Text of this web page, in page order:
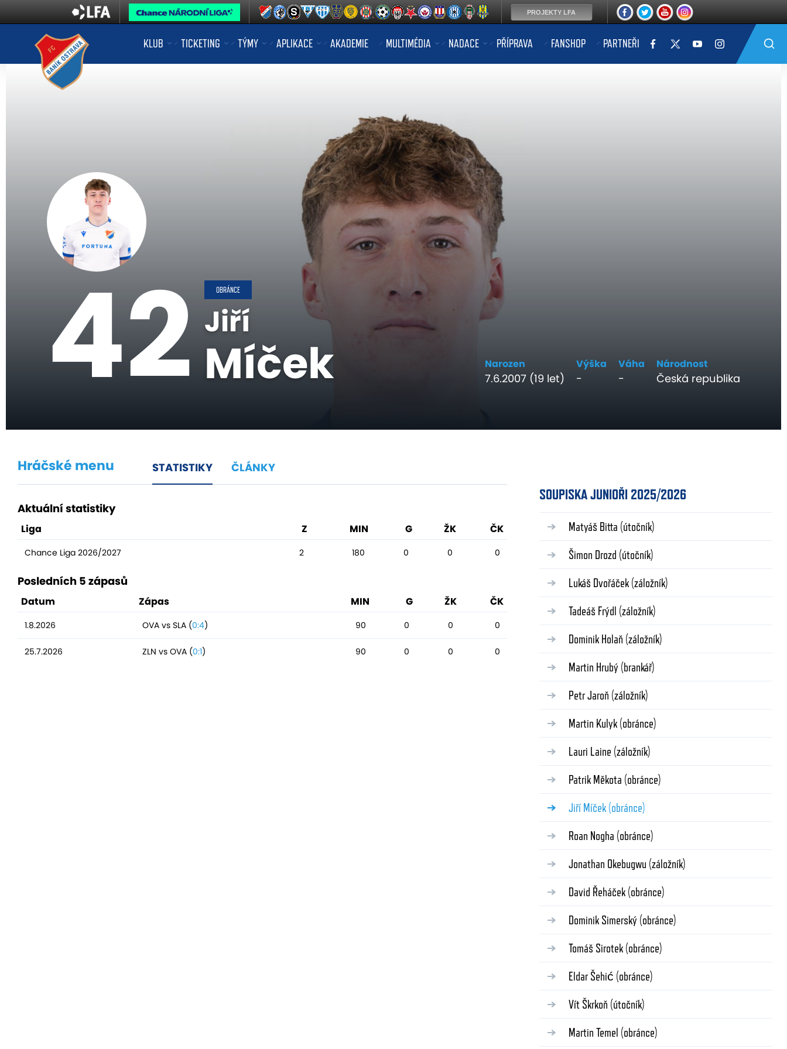
KLUB TICKETING TÝMY APLIKACE AKADEMIE MULTIMÉDIA NADACE PŘÍPRAVA FANSHOP PARTNEŘI
42 OBRÁNCE
Jiří
Míček Narozen
7.6.2007 (19 let)
Výška
-
Váha
-
Národnost
Česká republika
Hráčské menu STATISTIKY ČLÁNKY
Aktuální statistiky
Liga Z MIN G ŽK ČK
Chance Liga 2026/2027 2 180 0 0 0
Posledních 5 zápasů
Datum Zápas MIN G ŽK ČK
1.8.2026 OVA vs SLA (0:4) 90 0 0 0
25.7.2026 ZLN vs OVA (0:1) 90 0 0 0
SOUPISKA JUNIOŘI 2025/2026
Matyáš Bitta (útočník)
Šimon Drozd (útočník)
Lukáš Dvořáček (záložník)
Tadeáš Frýdl (záložník)
Dominik Holaň (záložník)
Martin Hrubý (brankář)
Petr Jaroň (záložník)
Martin Kulyk (obránce)
Lauri Laine (záložník)
Patrik Měkota (obránce)
Jiří Míček (obránce)
Roan Nogha (obránce)
Jonathan Okebugwu (záložník)
David Řeháček (obránce)
Dominik Simerský (obránce)
Tomáš Sirotek (obránce)
Eldar Šehić (obránce)
Vít Škrkoň (útočník)
Martin Temel (obránce)
PROJEKTY LFA